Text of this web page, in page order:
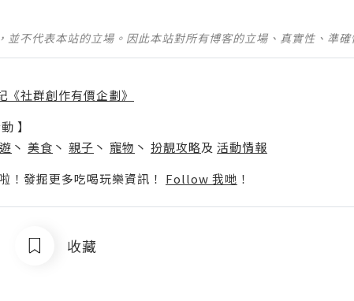
並不代表本站的立場。因此本站對所有博客的立場、真實性、準
《社群創作有價企劃》
】
丶 美食 丶 親子 丶 寵物 丶 扮靚攻略及 活動情報
發掘更多吃喝玩樂資訊！ Follow 我哋 ！
收藏